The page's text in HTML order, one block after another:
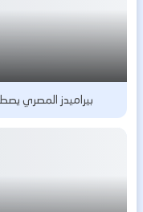
بيراميدز المصري